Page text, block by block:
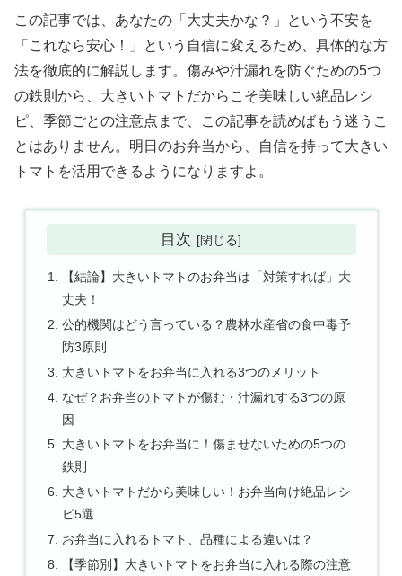
この記事では、あなたの「大丈夫かな？」という不安を
「これなら安心！」という自信に変えるため、具体的な方
法を徹底的に解説します。傷みや汁漏れを防ぐための5つ
の鉄則から、大きいトマトだからこそ美味しい絶品レシ
ピ、季節ごとの注意点まで、この記事を読めばもう迷うこ
とはありません。明日のお弁当から、自信を持って大きい
トマトを活用できるようになりますよ。
目次
【結論】大きいトマトのお弁当は「対策すれば」大
丈夫！
公的機関はどう言っている？農林水産省の食中毒予
防3原則
大きいトマトをお弁当に入れる3つのメリット
なぜ？お弁当のトマトが傷む・汁漏れする3つの原
因
大きいトマトをお弁当に！傷ませないための5つの
鉄則
大きいトマトだから美味しい！お弁当向け絶品レシ
ピ5選
お弁当に入れるトマト、品種による違いは？
【季節別】大きいトマトをお弁当に入れる際の注意